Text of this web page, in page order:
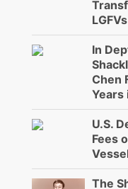
LGFVs
In
Chen
Years
U.S.
Fees
The